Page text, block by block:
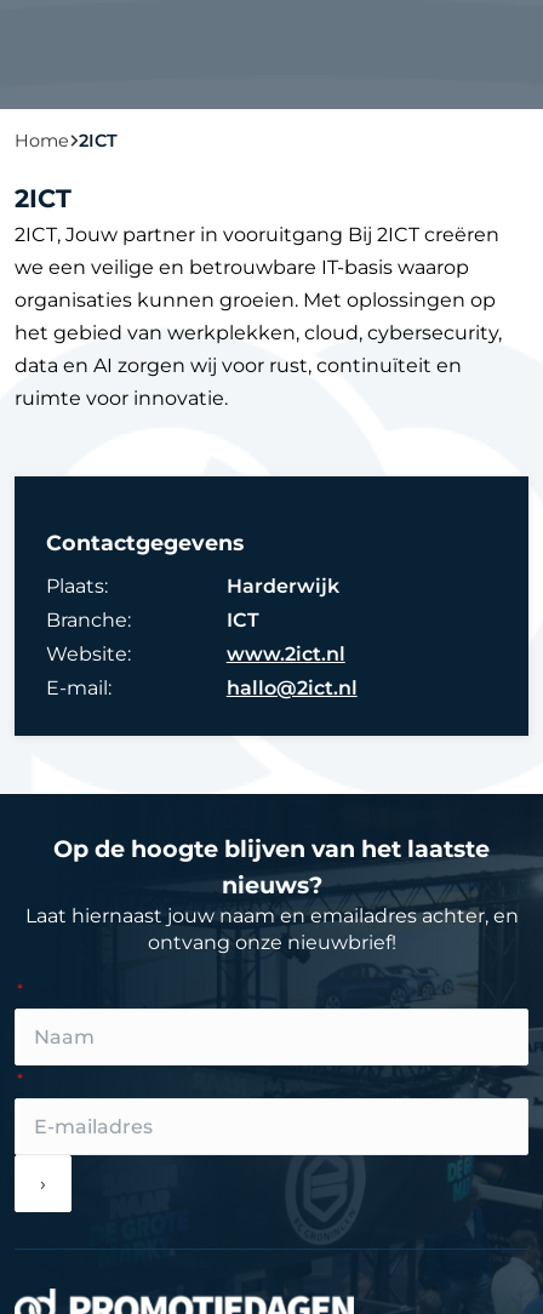
Home 2ICT
2ICT
2ICT, Jouw partner in vooruitgang Bij 2ICT creëren
we een veilige en betrouwbare IT-basis waarop
organisaties kunnen groeien. Met oplossingen op
het gebied van werkplekken, cloud, cybersecurity,
data en AI zorgen wij voor rust, continuïteit en
ruimte voor innovatie.
Contactgegevens
Plaats:
Harderwijk
Branche:
ICT
Website:
www.2ict.nl
E-mail:
hallo@2ict.nl
Op de hoogte blijven van het laatste
nieuws?
Laat hiernaast jouw naam en emailadres achter, en
ontvang onze nieuwbrief!
›